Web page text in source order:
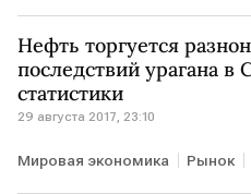
Нефть торгуется
последствий урагана
статистики
29 августа 2017, 23:10
Мировая экономика Рынок